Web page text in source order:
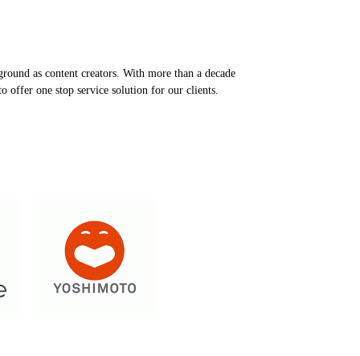
as content creators. With more than a decade
offer one stop service solution for our clients.